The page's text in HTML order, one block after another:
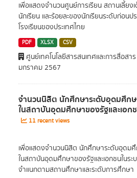
เพื่อแสดงจำนวนศูนย์การเรียน สถานเลี้ย
นักเรียน และร้อยละของนักเรียนระดับก่อน
โรงเรียนของประเทศไทย
PDF XLSX CSV
ศูนย์เทคโนโลยีสารสนเทศและการสื่อส
มกราคม 2567
จำนวนนิสิต นักศึกษาระดับอุดมศึ
ในสถาบันอุดมศึกษาของรัฐและเอก
11 recent views
เพื่อแสดงจำนวนนิสิต นักศึกษาระดับอุด
ในสถาบันอุดมศึกษาของรัฐและเอกชนในระ
จำแนกตามสถานศึกษาและระดับการศึกษา